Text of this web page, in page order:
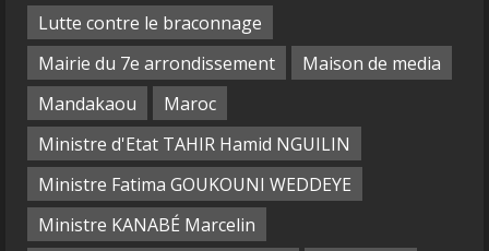
Lutte contre le braconnage
Mairie du 7e arrondissement
Maison de media
Mandakaou
Maroc
Ministre d'Etat TAHIR Hamid NGUILIN
Ministre Fatima GOUKOUNI WEDDEYE
Ministre KANABÉ Marcelin